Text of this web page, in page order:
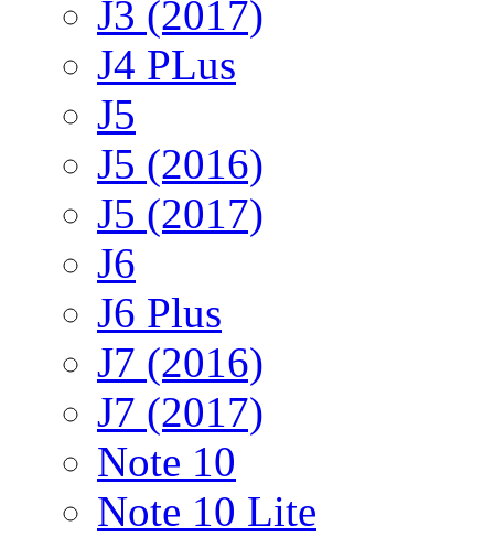
J3 (2017)
J4 PLus
J5
J5 (2016)
J5 (2017)
J6
J6 Plus
J7 (2016)
J7 (2017)
Note 10
Note 10 Lite